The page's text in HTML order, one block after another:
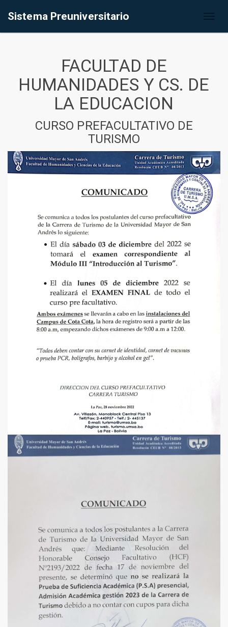
Sistema Preuniversitario
FACULTAD DE
HUMANIDADES Y CS. DE
LA EDUCACION
CURSO PREFACULTATIVO DE
TURISMO